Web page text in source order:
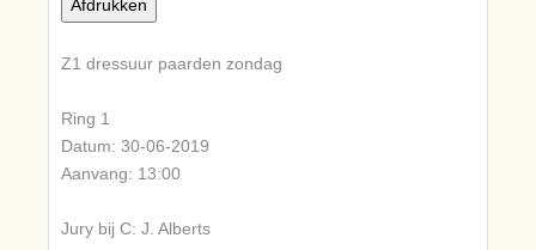
Z1 dressuur paarden zondag
Ring 1
Datum: 30-06-2019
Aanvang: 13:00
Jury bij C: J. Alberts